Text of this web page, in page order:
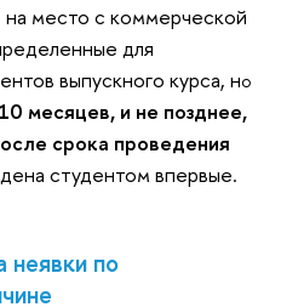
место с коммерческой
для
выпускного курса, но
месяцев, и не позднее,
срока проведения
студентом впервые.
неявки по